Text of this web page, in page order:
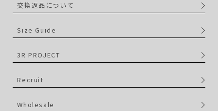
交換返品について
Size Guide
3R PROJECT
Recruit
Wholesale